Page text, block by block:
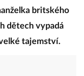
britského
dětech vypadá
tajemství.